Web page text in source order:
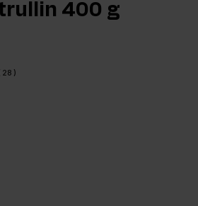
400 g
28 )